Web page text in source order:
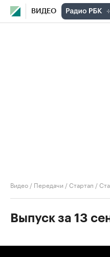
ВИДЕО
Видео / Передачи /Стартап /
Выпуск за 13